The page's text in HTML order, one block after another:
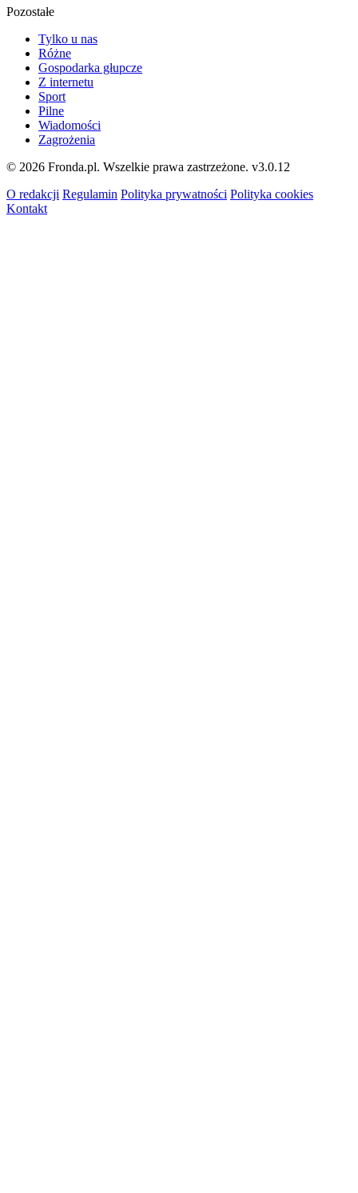
Pozostałe
Tylko u nas
Różne
Gospodarka głupcze
Z internetu
Sport
Pilne
Wiadomości
Zagrożenia
© 2026 Fronda.pl. Wszelkie prawa zastrzeżone. v3.0.12
O redakcji Regulamin Polityka prywatności Polityka cookies
Kontakt